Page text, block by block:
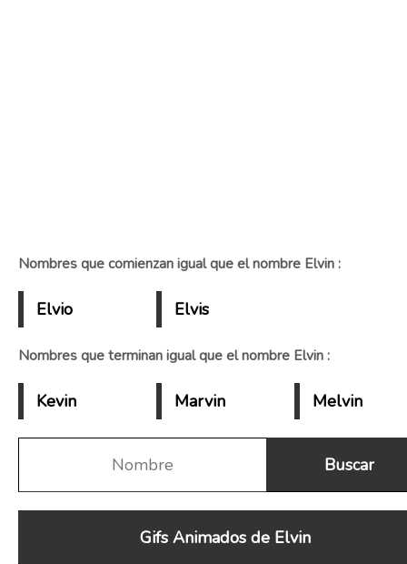
Nombres que comienzan igual que el nombre Elvin :
Elvio Elvis
Nombres que terminan igual que el nombre Elvin :
Kevin Marvin Melvin
Gifs Animados de Elvin